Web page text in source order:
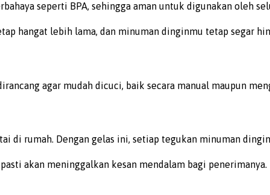
seperti BPA, sehingga aman untuk digunakan
hangat lebih lama, dan minuman dinginmu tetap segar
agar mudah dicuci, baik secara manual maupun
di rumah. Dengan gelas ini, setiap tegukan minuman
akan meninggalkan kesan mendalam bagi